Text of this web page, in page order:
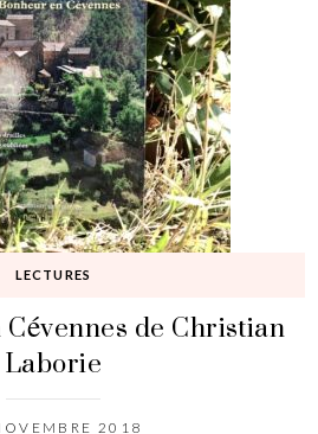
LECTURES
de Christian
Laborie
2018